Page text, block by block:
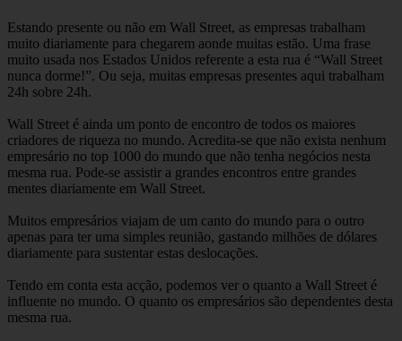
Estando presente ou não em Wall Street, as empresas trabalham
muito diariamente para chegarem aonde muitas estão. Uma frase
muito usada nos Estados Unidos referente a esta rua é “Wall Street
nunca dorme!”. Ou seja, muitas empresas presentes aqui trabalham
24h sobre 24h.
Wall Street é ainda um ponto de encontro de todos os maiores
criadores de riqueza no mundo. Acredita-se que não exista nenhum
empresário no top 1000 do mundo que não tenha negócios nesta
mesma rua. Pode-se assistir a grandes encontros entre grandes
mentes diariamente em Wall Street.
Muitos empresários viajam de um canto do mundo para o outro
apenas para ter uma simples reunião, gastando milhões de dólares
diariamente para sustentar estas deslocações.
Tendo em conta esta acção, podemos ver o quanto a Wall Street é
influente no mundo. O quanto os empresários são dependentes desta
mesma rua.